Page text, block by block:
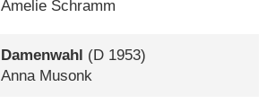
Amelie Schramm
Damenwahl (D 1953)
Anna Musonk